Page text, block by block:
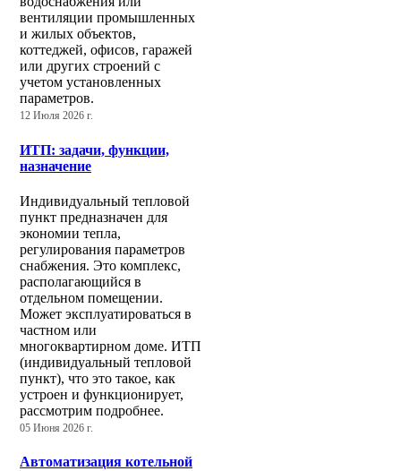
вентиляции промышленных
и жилых объектов,
коттеджей, офисов, гаражей
или других строений с
учетом установленных
параметров.
12 Июля 2026 г.
ИТП: задачи, функции,
назначение
Индивидуальный тепловой
пункт предназначен для
экономии тепла,
регулирования параметров
снабжения. Это комплекс,
располагающийся в
отдельном помещении.
Может эксплуатироваться в
частном или
многоквартирном доме. ИТП
(индивидуальный тепловой
пункт), что это такое, как
устроен и функционирует,
рассмотрим подробнее.
05 Июня 2026 г.
Автоматизация котельной